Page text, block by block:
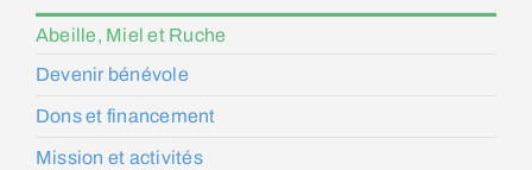
Abeille, Miel et Ruche
Devenir bénévole
Dons et financement
Mission et activités